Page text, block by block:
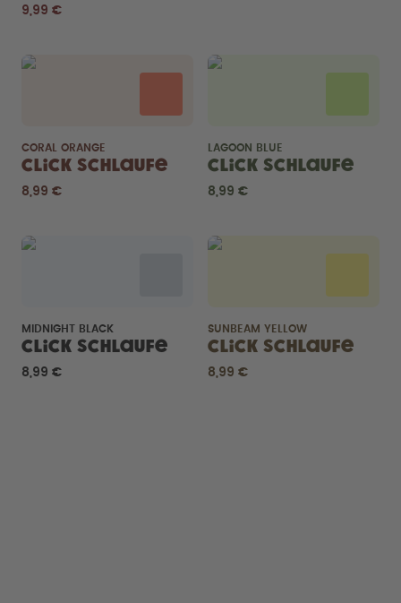
9,99 €
CORAL ORANGE
Click Schlaufe
8,99 €
LAGOON BLUE
Click Schlaufe
8,99 €
MIDNIGHT BLACK
Click Schlaufe
8,99 €
SUNBEAM YELLOW
Click Schlaufe
8,99 €